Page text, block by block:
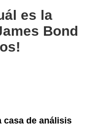
es la
Bond
casa de análisis